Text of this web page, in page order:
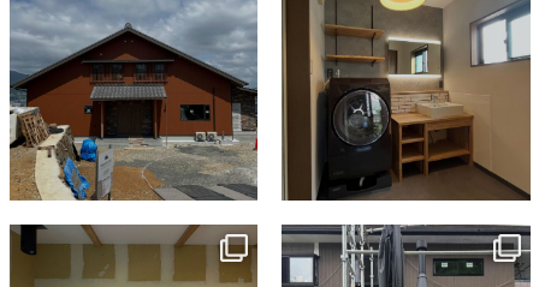
tomohouseinc
tomohouseinc
6月 3